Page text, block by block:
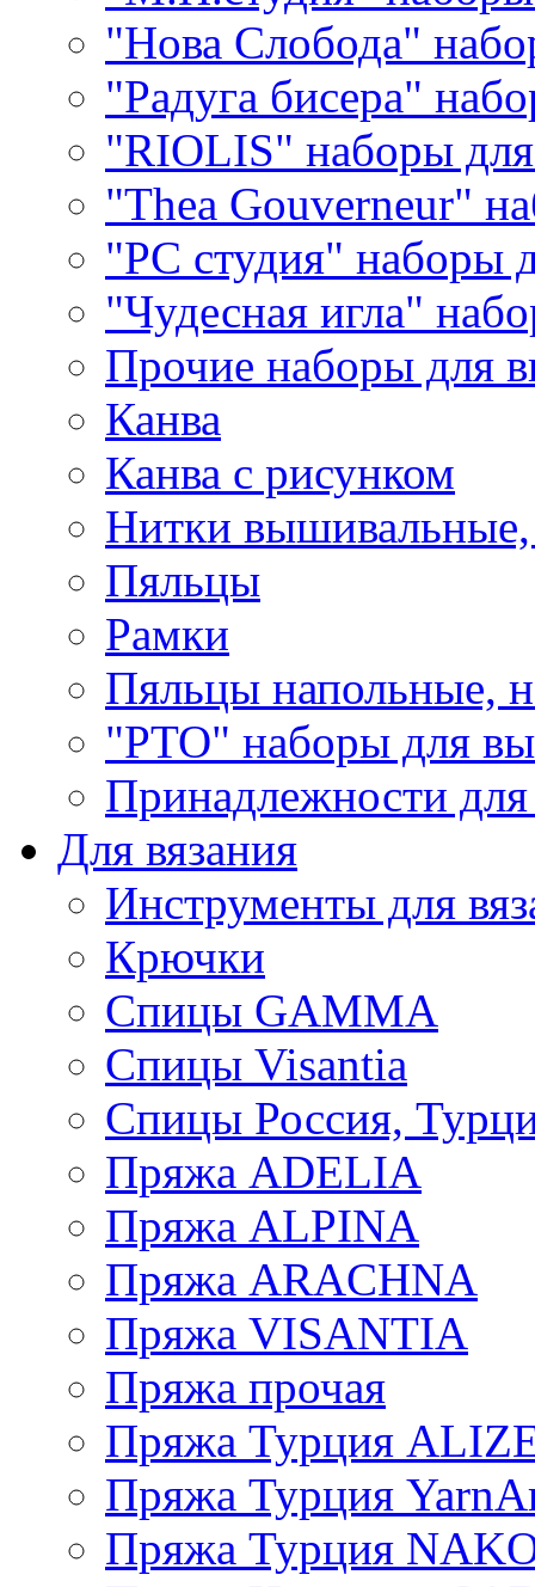
"Нова Слобода"
"Радуга бисера"
"RIOLIS" наборы
"Thea Gouverneur"
"РС студия" наборы
"Чудесная игла"
Прочие наборы для
Канва
Канва с рисунком
Нитки
Пяльцы
Рамки
Пяльцы напольные,
"РТО" наборы для
Принадлежности
Для вязания
Инструменты для
Крючки
Спицы GAMMA
Спицы Visantia
Спицы Россия,
Пряжа ADELIA
Пряжа ALPINA
Пряжа ARACHNA
Пряжа VISANTIA
Пряжа прочая
Пряжа Турция
Пряжа Турция
Пряжа Турция